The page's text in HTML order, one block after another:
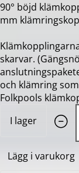
90° böjd
mm
skarvar.
och klämring
Folkpools
I lager
Lägg i varukorg